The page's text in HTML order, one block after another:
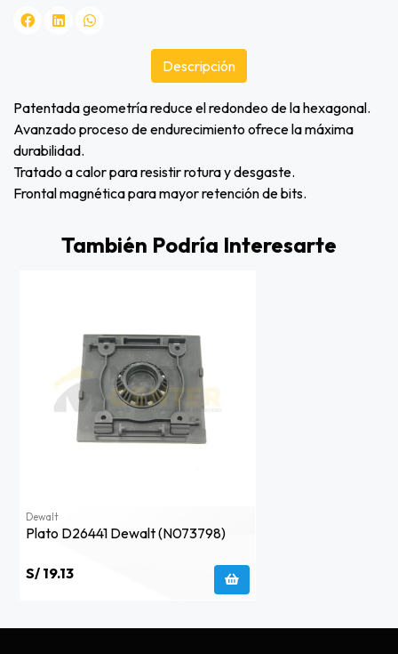
Patentada geometría reduce el redondeo de la hexagonal.
Avanzado proceso de endurecimiento ofrece la máxima
durabilidad.
Tratado a calor para resistir rotura y desgaste.
Frontal magnética para mayor retención de bits.
Descripción
También Podría Interesarte
Dewalt
Plato D26441 Dewalt (n073798)
S/ 19.13